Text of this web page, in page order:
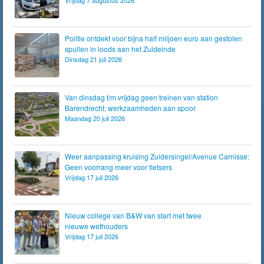
Politie ontdekt voor bijna half miljoen euro aan gestolen
spullen in loods aan het Zuideinde
Dinsdag 21 juli 2026
Van dinsdag t/m vrijdag geen treinen van station
Barendrecht; werkzaamheden aan spoor
Maandag 20 juli 2026
Weer aanpassing kruising Zuidersingel/Avenue Carnisse:
Geen voorrang meer voor fietsers
Vrijdag 17 juli 2026
Nieuw college van B&W van start met twee
nieuwe wethouders
Vrijdag 17 juli 2026